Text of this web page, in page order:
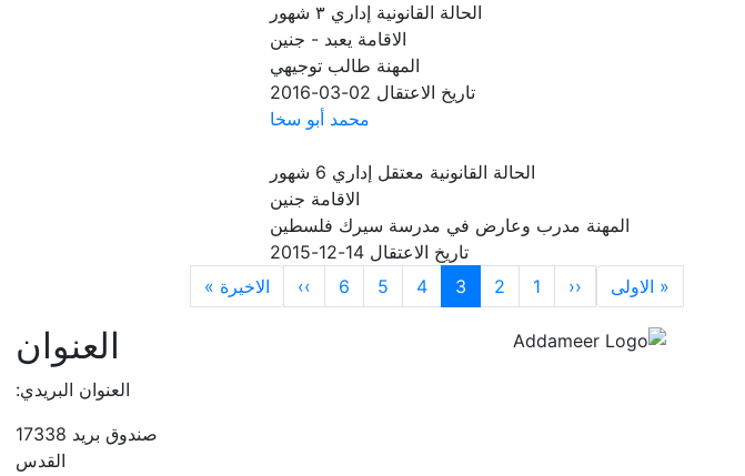
الحالة القانونية إداري ٣ شهور
الاقامة يعبد - جنين
المهنة طالب توجيهي
تاريخ الاعتقال 02-03-2016
محمد أبو سخا
الحالة القانونية معتقل إداري 6 شهور
الاقامة جنين
المهنة مدرب وعارض في مدرسة سيرك فلسطين
تاريخ الاعتقال 14-12-2015
Pagination
« الاولى First page
‹‹
Previous page
1
2
3
4
5
6
››
Next page
الاخيرة »
العنوان
العنوان البريدي:
صندوق بريد 17338
القدس